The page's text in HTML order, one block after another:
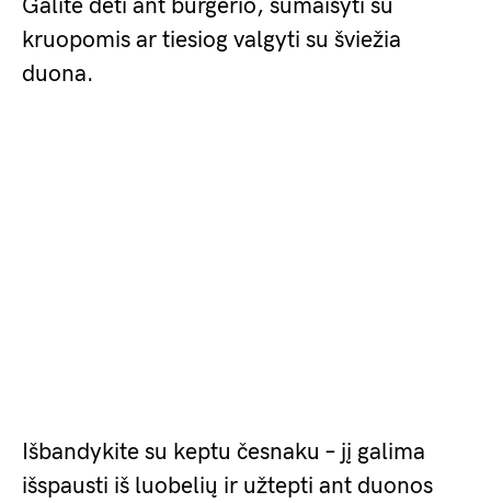
Galite dėti ant burgerio, sumaišyti su
kruopomis ar tiesiog valgyti su šviežia
duona.
Išbandykite su keptu česnaku – jį galima
išspausti iš luobelių ir užtepti ant duonos